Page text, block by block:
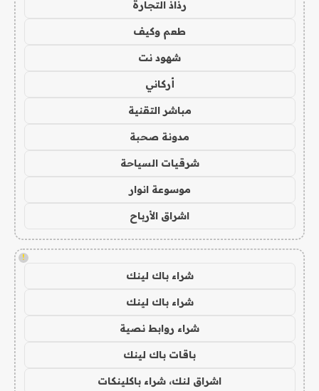
رذاذ التجارة
طعم وكيف
شهود نت
أركاني
مباشر التقنية
مدونة صحبة
شرقيات السياحة
موسوعة انوار
اشراق الأرباح
!
شراء باك لينك
شراء باك لينك
شراء روابط نصية
باقات باك لينك
اشراق لنك، شراء باكلينكات